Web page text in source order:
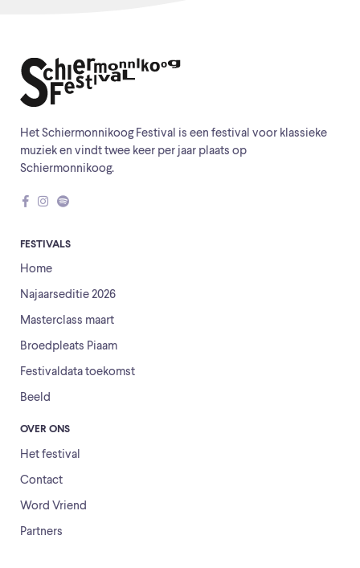
Het Schiermonnikoog Festival is een festival voor klassieke
muziek en vindt twee keer per jaar plaats op
Schiermonnikoog.
FESTIVALS
Home
Najaarseditie 2026
Masterclass maart
Broedpleats Piaam
Festivaldata toekomst
Beeld
OVER ONS
Het festival
Contact
Word Vriend
Partners